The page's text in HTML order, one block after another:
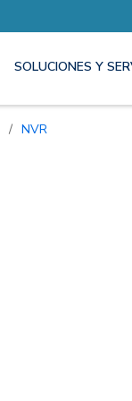
SOLUCIONES Y
/ NVR